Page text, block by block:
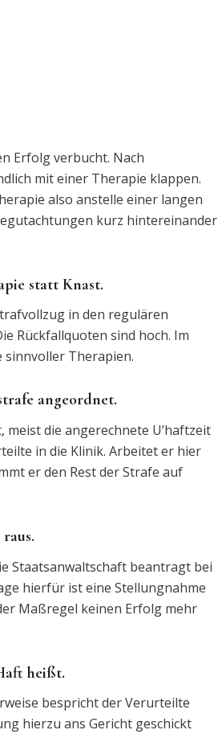
Erfolg verbucht. Nach
mit einer Therapie klappen.
also anstelle einer langen
kurz hintereinander
statt Knast.
in den regulären
Rückfallquoten sind hoch. Im
sinnvoller Therapien.
angeordnet.
die angerechnete U’haftzeit
in die Klinik. Arbeitet er hier
er den Rest der Strafe auf
Staatsanwaltschaft beantragt bei
hierfür ist eine Stellungnahme
Maßregel keinen Erfolg mehr
heißt.
bespricht der Verurteilte
hierzu ans Gericht geschickt